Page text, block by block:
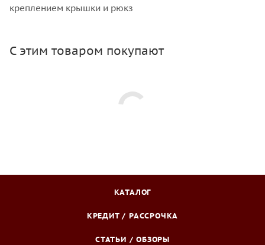
креплением крышки и рюкз
С этим товаром покупают
КАТАЛОГ
КРЕДИТ / РАССРОЧКА
СТАТЬИ / ОБЗОРЫ